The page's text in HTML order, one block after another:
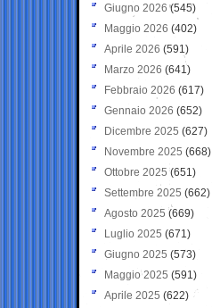
Giugno 2026 (545)
Maggio 2026 (402)
Aprile 2026 (591)
Marzo 2026 (641)
Febbraio 2026 (617)
Gennaio 2026 (652)
Dicembre 2025 (627)
Novembre 2025 (668)
Ottobre 2025 (651)
Settembre 2025 (662)
Agosto 2025 (669)
Luglio 2025 (671)
Giugno 2025 (573)
Maggio 2025 (591)
Aprile 2025 (622)